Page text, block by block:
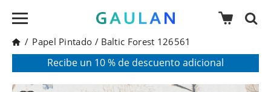
/ Papel Pintado / Baltic Forest 126561
Pon en tu cesta el código:AGOSTO2026
Recibe un 10 % de descuento adicional
* Válido para pedidos superiores a 120€